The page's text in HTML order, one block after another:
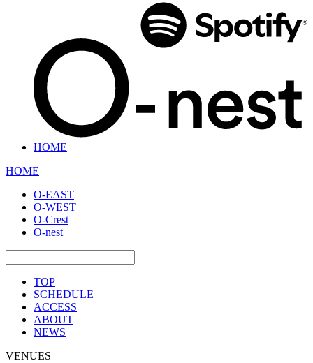
HOME
HOME
O-EAST
O-WEST
O-Crest
O-nest
TOP
SCHEDULE
ACCESS
ABOUT
NEWS
VENUES